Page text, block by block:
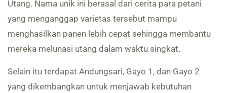
Utang. Nama unik ini berasal dari cerita para petani
yang menganggap varietas tersebut mampu
menghasilkan panen lebih cepat sehingga membantu
mereka melunasi utang dalam waktu singkat.
Selain itu terdapat Andungsari, Gayo 1, dan Gayo 2
yang dikembangkan untuk menjawab kebutuhan